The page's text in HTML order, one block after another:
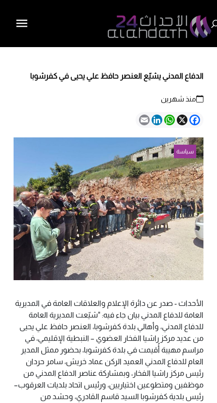
الدفاع المدني يشيّع العنصر حافظ علي يحيى في كفرشوبا
منذ شهرين
Facebook
X
WhatsApp
LinkedIn
Email
سياسة
الأحداث - صدر عن دائرة الإعلام والعلاقات العامة في المديرية
العامة للدفاع المدني بيان جاء فيه: "شيّعت المديرية العامة
للدفاع المدني، وأهالي بلدة كفرشوبا، العنصر حافظ علي يحيى
من عديد مركز راشيا الفخار العضوي – النبطية الإقليمي، في
مراسم مهيبة أُقيمت في بلدة كفرشوبا، بحضور ممثل المدير
العام للدفاع المدني العميد الركن عماد خريش، سامر حردان
رئيس مركز راشيا الفخار، وبمشاركة عناصر الدفاع المدني من
موظفين ومتطوعين اختياريين، ورئيس اتحاد بلديات العرقوب–
رئيس بلدية كفرشوبا السيد قاسم القادري، وحشد من